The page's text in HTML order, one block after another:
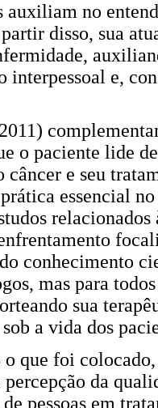
auxiliam no
disso, sua
interpessoal e,
o paciente lide
câncer e seu
essencial
conhecimento
mas para
sua
a vida dos
o que foi
da
pessoas em